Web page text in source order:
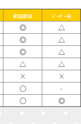
耐油紙袋 ﾊﾞｰｶﾞｰ袋
◎ △
◎ △
◎ △
△ △
× ×
〇 -
〇 ◎